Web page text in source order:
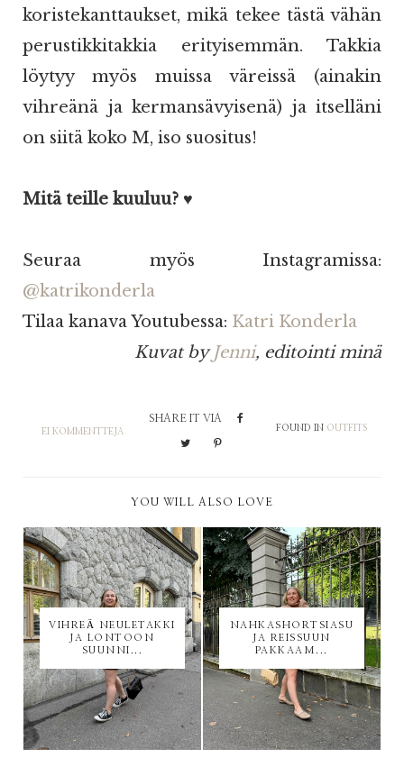
koristekanttaukset, mikä tekee tästä vähän
perustikkitakkia erityisemmän. Takkia
löytyy myös muissa väreissä (ainakin
vihreänä ja kermansävyisenä) ja itselläni
on siitä koko M, iso suositus!
Mitä teille kuuluu? ♥
Seuraa myös Instagramissa:
@katrikonderla
Tilaa kanava Youtubessa: Katri Konderla
Kuvat byJenni, editointi minä
EI KOMMENTTEJA
SHARE IT VIA
FOUND IN OUTFITS
YOU WILL ALSO LOVE
VIHREÄ NEULETAKKI
JA LONTOON
SUUNNI...
NAHKASHORTSIASU
JA REISSUUN
PAKKAAM...